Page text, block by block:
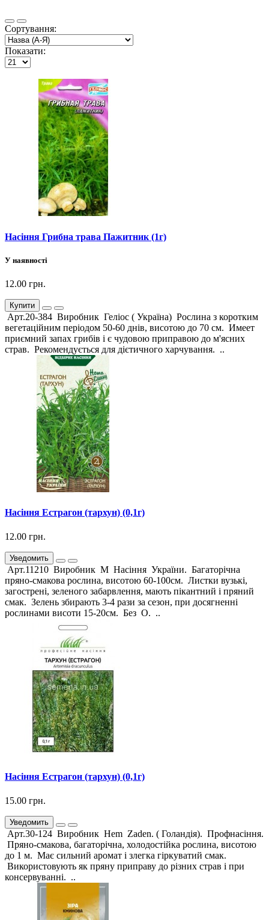
Сортування:
Показати:
Насіння Грибна трава Пажитник (1г)
У наявності
12.00 грн.
Купити
Арт.20-384 Виробник Геліос ( Україна) Рослина з коротким
вегетаційним періодом 50-60 днів, висотою до 70 см. Имеет
приємний запах грибів і є чудовою приправою до м'ясних
страв. Рекомендується для дієтичного харчування. ..
Насіння Естрагон (тархун) (0,1г)
12.00 грн.
Уведомить
Арт.11210 Виробник М Насіння України. Багаторічна
пряно-смакова рослина, висотою 60-100см. Листки вузькі,
загострені, зеленого забарвлення, мають пікантний і пряний
смак. Зелень збирають 3-4 рази за сезон, при досягненні
рослинами висоти 15-20см. Без О. ..
Насіння Естрагон (тархун) (0,1г)
15.00 грн.
Уведомить
Арт.30-124 Виробник Hem Zaden. ( Голандія). Профнасіння.
Пряно-смакова, багаторічна, холодостійка рослина, висотою
до 1 м. Має сильний аромат і злегка гіркуватий смак.
Використовують як пряну приправу до різних страв і при
консервуванні. ..